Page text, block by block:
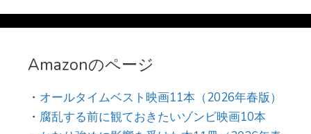
Amazonのページ
・ オールタイムベスト映画11本（2026年春版）
・ 腐乱する前に観ておきたいゾンビ映画10本